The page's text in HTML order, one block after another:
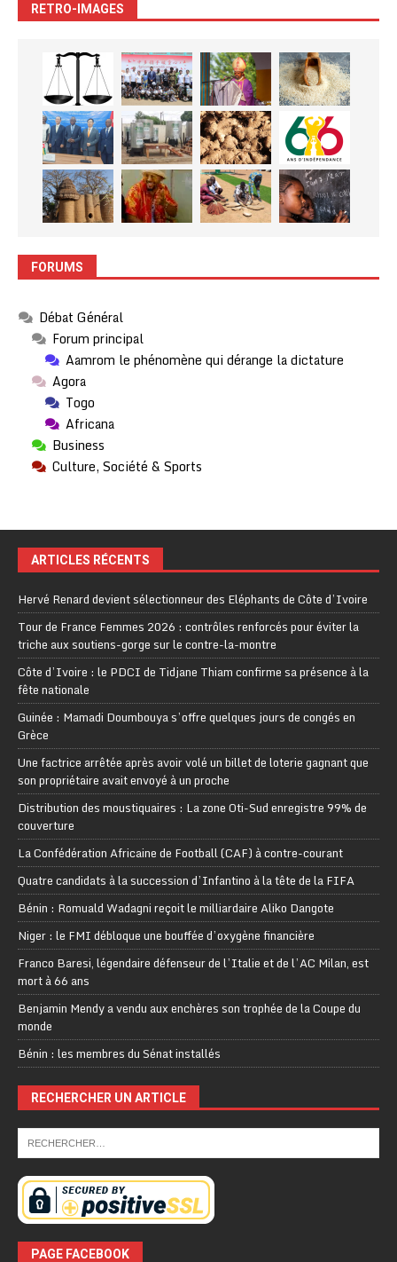
RETRO-IMAGES
FORUMS
Débat Général
Forum principal
Aamrom le phénomène qui dérange la dictature
Agora
Togo
Africana
Business
Culture, Société & Sports
ARTICLES RÉCENTS
Hervé Renard devient sélectionneur des Eléphants de Côte d’Ivoire
Tour de France Femmes 2026 : contrôles renforcés pour éviter la
triche aux soutiens-gorge sur le contre-la-montre
Côte d’Ivoire : le PDCI de Tidjane Thiam confirme sa présence à la
fête nationale
Guinée : Mamadi Doumbouya s’offre quelques jours de congés en
Grèce
Une factrice arrêtée après avoir volé un billet de loterie gagnant que
son propriétaire avait envoyé à un proche
Distribution des moustiquaires : La zone Oti-Sud enregistre 99% de
couverture
La Confédération Africaine de Football (CAF) à contre-courant
Quatre candidats à la succession d’Infantino à la tête de la FIFA
Bénin : Romuald Wadagni reçoit le milliardaire Aliko Dangote
Niger : le FMI débloque une bouffée d’oxygène financière
Franco Baresi, légendaire défenseur de l’Italie et de l’AC Milan, est
mort à 66 ans
Benjamin Mendy a vendu aux enchères son trophée de la Coupe du
monde
Bénin : les membres du Sénat installés
RECHERCHER UN ARTICLE
PAGE FACEBOOK